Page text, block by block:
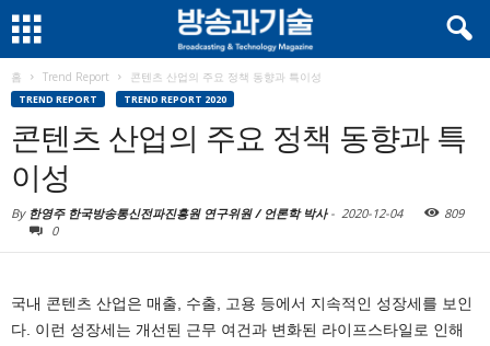
홈 Trend Report 콘텐츠 산업의 주요 정책 동향과 특이성
TREND REPORT TREND REPORT 2020
콘텐츠 산업의 주요 정책 동향과 특
이성
By 한영주 한국방송통신전파진흥원 연구위원 / 언론학 박사- 2020-12-04
809
0
국내 콘텐츠 산업은 매출, 수출, 고용 등에서 지속적인 성장세를 보인
다. 이런 성장세는 개선된 근무 여건과 변화된 라이프스타일로 인해